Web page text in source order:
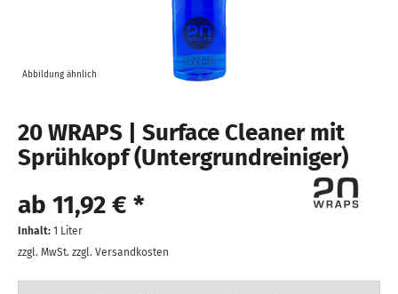
Abbildung ähnlich
20 WRAPS | Surface Cleaner mit
Sprühkopf (Untergrundreiniger)
ab 11,92 € *
Inhalt: 1 Liter
zzgl. MwSt. zzgl. Versandkosten